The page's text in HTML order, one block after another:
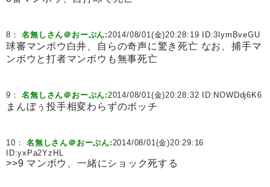
8：名無しさん＠おーぷん:2014/08/01(金)20:28:19 ID:3lymBveGU
球審マンボウ白井、自らの奇声に驚き死亡 なお、捕手マ
ンボウと打者マンボウも無事死亡
9：名無しさん＠おーぷん:2014/08/01(金)20:28:32 ID: NOWDdj6K6
まんぼぅ投手相変わらずのボッチ
10：名無しさん＠おーぷん:2014/08/01(金)20:29:16
ID:yxPa2YzHL
>>9 マンボウ、一緒にショック死する